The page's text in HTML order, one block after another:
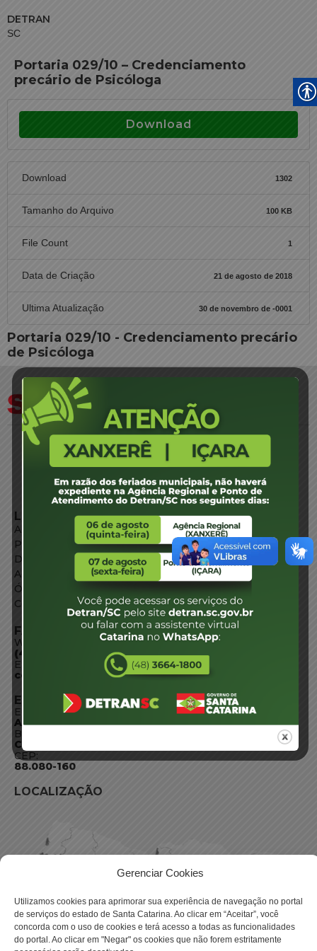
Gerenciar Cookies
Utilizamos cookies para aprimorar sua experiência de navegação no portal
de serviços do estado de Santa Catarina. Ao clicar em “Aceitar”, você
concorda com o uso de cookies e terá acesso a todas as funcionalidades
do portal. Ao clicar em "Negar" os cookies que não forem estritamente
DETRAN
SC
Portaria 029/10 – Credenciamento
precário de Psicóloga
Download
Download 1302
Tamanho do Arquivo 100 KB
File Count 1
Data de Criação 21 de agosto de 2018
Ultima Atualização 30 de novembro de -0001
Portaria 029/10 - Credenciamento precário
de Psicóloga
LINKS EXTERNOS
Agência de Notícias
Portal de Serviços
Diário Oficial
Acesso à Informação
Órgãos do Governo
Conheça SC
FALE CONOSCO
WhatsApp:
(48) 3664-1800
E-mail:
centraldeinformacoes@detran.sc.gov.br
ENDEREÇO
Endereço:
Av. Almirante Tamandaré - 480
Bairro:
Coqueiros, Florianópolis SC
CEP:
88.080-160
LOCALIZAÇÃO